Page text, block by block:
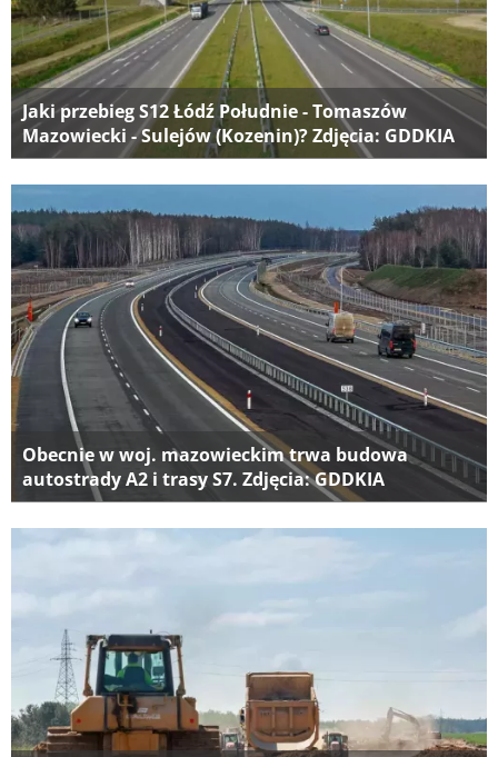
Jaki przebieg S12 Łódź Południe - Tomaszów
Mazowiecki - Sulejów (Kozenin)? Zdjęcia: GDDKIA
Obecnie w woj. mazowieckim trwa budowa
autostrady A2 i trasy S7. Zdjęcia: GDDKIA